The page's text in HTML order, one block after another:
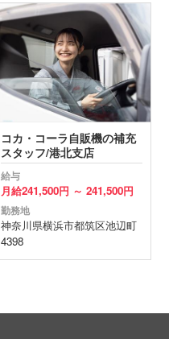
コカ・コーラ自販機の補充
スタッフ/港北支店
給与
月給241,500円 ～ 241,500円
勤務地
神奈川県横浜市都筑区池辺町
4398